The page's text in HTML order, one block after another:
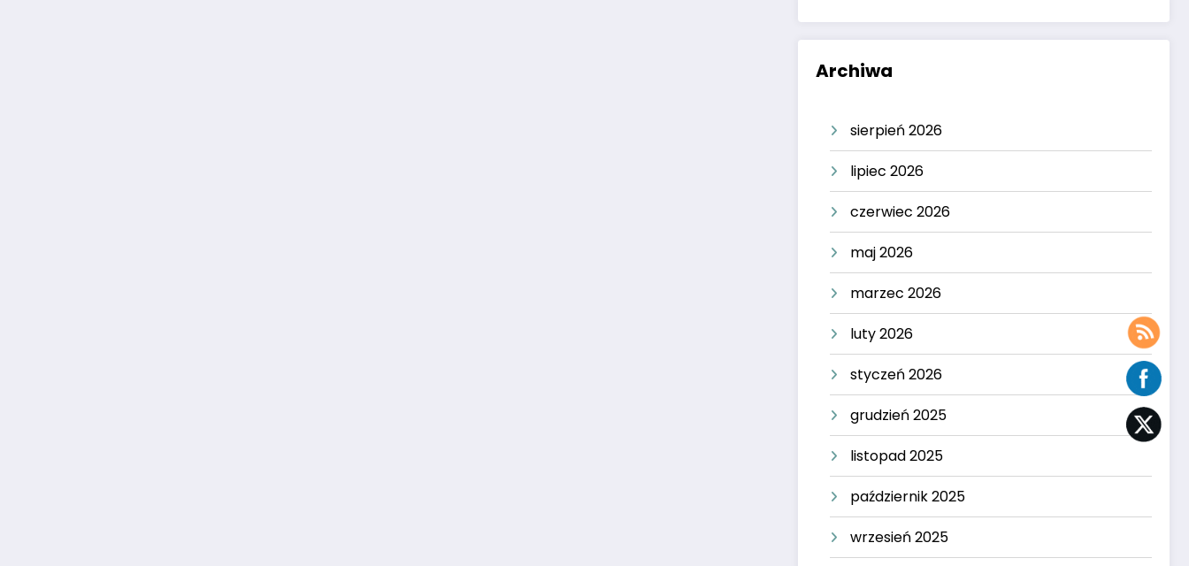
Archiwa
sierpień 2026
lipiec 2026
czerwiec 2026
maj 2026
marzec 2026
luty 2026
styczeń 2026
grudzień 2025
listopad 2025
październik 2025
wrzesień 2025